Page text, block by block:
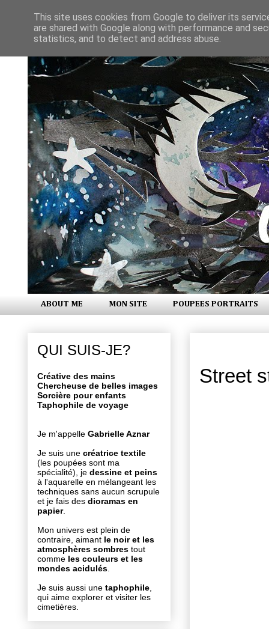
ABOUT ME MON SITE POUPEES PORTRAITS
Street
QUI SUIS-JE?
Créative des mains
Chercheuse de belles images
Sorcière pour enfants
Taphophile de voyage
Je m'appelle Gabrielle Aznar
Je suis une créatrice textile
(les poupées sont ma
spécialité), je dessine et peins
à l'aquarelle en mélangeant les
techniques sans aucun scrupule
et je fais des dioramas en
papier.
Mon univers est plein de
contraire, aimant le noir et les
atmosphères sombres tout
comme les couleurs et les
mondes acidulés
Je suis aussi une taphophile
qui aime explorer et visiter les
cimetières.
This site uses cookies from Google to deliver its
are shared with Google along with performance and
statistics, and to detect and address abuse.